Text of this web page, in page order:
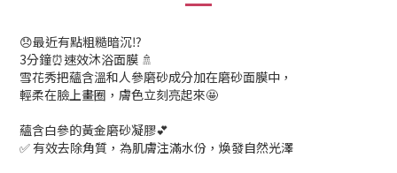
😞最近有點粗糙暗沉⁉️
3分鐘⏰速效沐浴面膜 🚿
雪花秀把蘊含溫和人參磨砂成分加在磨砂面膜中，
輕柔在臉上畫圈，膚色立刻亮起來🤩
蘊含白參的黃金磨砂凝膠💕
✅ 有效去除角質，為肌膚注滿水份，煥發自然光澤